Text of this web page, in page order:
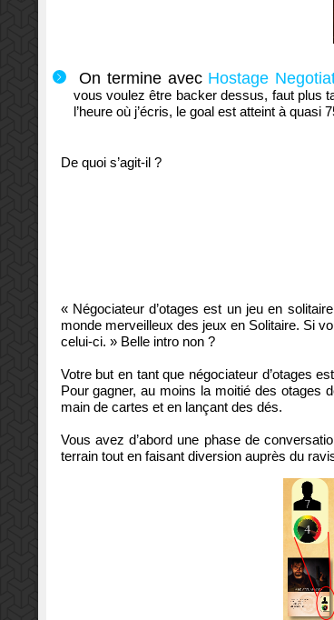
On termine avecHostage
vous voulez être backer dessus, faut plus
l’heure où j’écris, le goal est atteint à quasi
De quoi s’agit-il ?
« Négociateur d’otages est unjeu en solitaire
monde merveilleux des jeux en Solitaire. Si
celui-ci. » Belle intro non ?
Votre but en tant que négociateur d’otages
Pour gagner, au moins la moitié des otages
main de cartes et en lançant des dés.
Vous avez d’abord une phase de
terrain tout en faisant diversion auprès du